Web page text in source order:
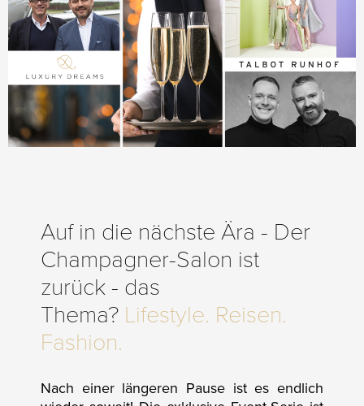
Auf in die nächste Ära - Der
Champagner-Salon ist
zurück - das
Thema? Lifestyle. Reisen.
Fashion.
Nach einer längeren Pause ist es endlich